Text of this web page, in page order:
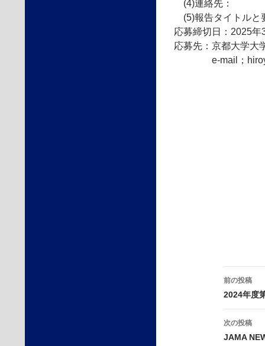
(4)連絡先：
(5)報告タイトルと
応募締切日：2025年
応募先：京都大学
e-mail；
稿
ナ
ゲ
前の投稿
2024年度
次の投稿
JAMA